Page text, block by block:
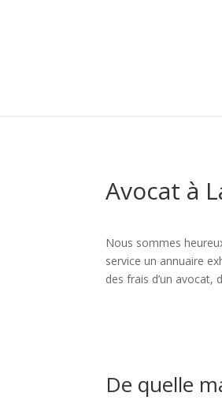
Avocat à
Nous sommes
service un annuaire
des frais d’un avocat,
De quelle